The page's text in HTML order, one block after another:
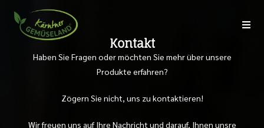
Kontakt
Haben Sie Fragen oder möchten Sie mehr über unsere
Produkte erfahren?
Zögern Sie nicht, uns zu kontaktieren!
Wir freuen uns auf Ihre Nachricht und darauf, Ihnen unsre